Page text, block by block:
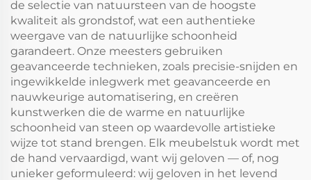
de selectie van natuursteen van de hoogste
kwaliteit als grondstof, wat een authentieke
weergave van de natuurlijke schoonheid
garandeert. Onze meesters gebruiken
geavanceerde technieken, zoals precisie-snijden en
ingewikkelde inlegwerk met geavanceerde en
nauwkeurige automatisering, en creëren
kunstwerken die de warme en natuurlijke
schoonheid van steen op waardevolle artistieke
wijze tot stand brengen. Elk meubelstuk wordt met
de hand vervaardigd, want wij geloven — of, nog
unieker geformuleerd: wij geloven in het levend